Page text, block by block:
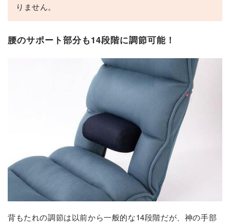
りません。
腰のサポート部分も14段階に調節可能！
背もたれの調節は以前から一般的な14段階だが、神の手部